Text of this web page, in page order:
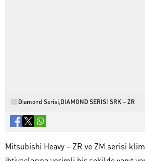
Diamond Serisi DIAMOND SERISI SRK – ZR
Mitsubishi Heavy – ZR ve ZM serisi